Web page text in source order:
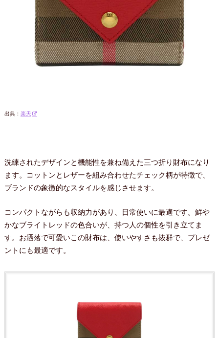
出典： 楽天
洗練されたデザインと機能性を兼ね備えた三つ折り財布になり
ます。コットンとレザーを組み合わせたチェック柄が特徴で、
ブランドの象徴的なスタイルを感じさせます。
コンパクトながらも収納力があり、日常使いに最適です。鮮や
かなブライトレッドの色合いが、持つ人の個性を引き立てま
す。お洒落で可愛いこの財布は、使いやすさも抜群で、プレゼ
ントにも最適です。